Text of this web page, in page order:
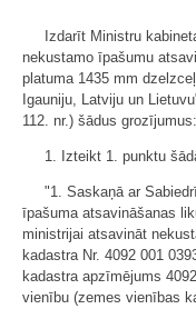
Izdarīt Ministru
nekustamo īpašumu
platuma 1435 mm
Igauniju, Latviju un
112. nr.) šādus grozījumus:
1. Izteikt 1. punktu
"1. Saskaņā ar
īpašuma atsavināšanas
ministrijai atsavināt
kadastra Nr. 4092 001
kadastra apzīmējums
vienību (zemes vienības